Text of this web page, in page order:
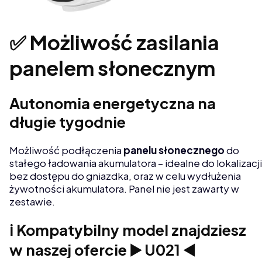
✅ Możliwość zasilania
panelem słonecznym
Autonomia energetyczna na
długie tygodnie
Możliwość podłączenia panelu słonecznegodo
stałego ładowania akumulatora – idealne do lokalizacji
bez dostępu do gniazdka, oraz w celu wydłużenia
żywotności akumulatora. Panel nie jest zawarty w
zestawie.
ℹ️ Kompatybilny model znajdziesz
w naszej ofercie ▶️ U021 ◀️